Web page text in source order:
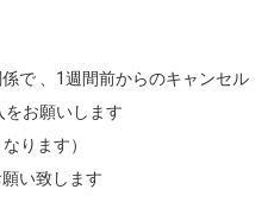
で 、1週間前からのキャンセル
をお願いします
ります）
い致します